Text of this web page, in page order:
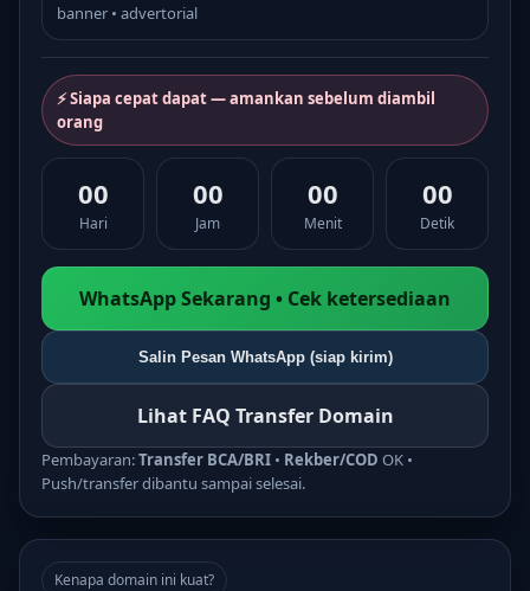
banner • advertorial
⚡ Siapa cepat dapat — amankan sebelum diambil
orang
00
Hari
00
Jam
00
Menit
00
Detik
WhatsApp Sekarang • Cek ketersediaan
Salin Pesan WhatsApp (siap kirim)
Lihat FAQ Transfer Domain
Pembayaran:Transfer BCA/BRI • Rekber/COD OK •
Push/transfer dibantu sampai selesai.
Kenapa domain ini kuat?